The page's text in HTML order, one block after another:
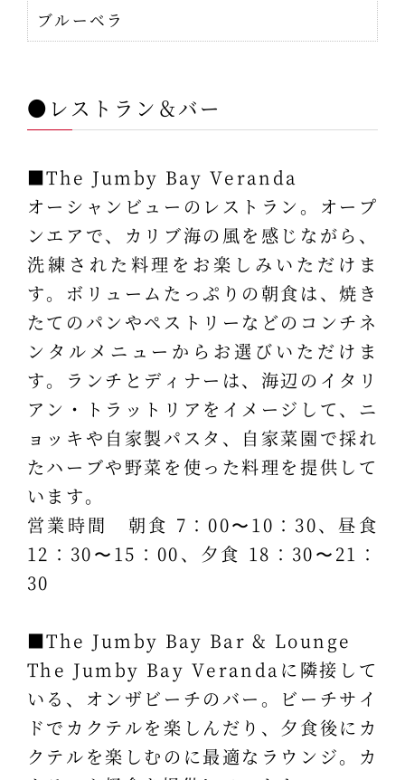
ブルーベラ
●レストラン＆バー
■The Jumby Bay Veranda
オーシャンビューのレストラン。オープ
ンエアで、カリブ海の風を感じながら、
洗練された料理をお楽しみいただけま
す。ボリュームたっぷりの朝食は、焼き
たてのパンやペストリーなどのコンチネ
ンタルメニューからお選びいただけま
す。ランチとディナーは、海辺のイタリ
アン・トラットリアをイメージして、ニ
ョッキや自家製パスタ、自家菜園で採れ
たハーブや野菜を使った料理を提供して
います。
営業時間 朝食 7：00〜10：30、昼食
12：30〜15：00、夕食 18：30〜21：
30
■The Jumby Bay Bar & Lounge
The Jumby Bay Verandaに隣接して
いる、オンザビーチのバー。ビーチサイ
ドでカクテルを楽しんだり、夕食後にカ
クテルを楽しむのに最適なラウンジ。カ